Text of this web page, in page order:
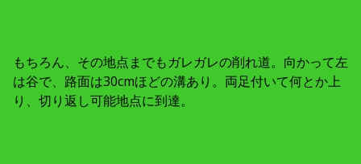
もちろん、その地点までもガレガレの削れ道。向かって左
は谷で、路面は30cmほどの溝あり。両足付いて何とか上
り、切り返し可能地点に到達。